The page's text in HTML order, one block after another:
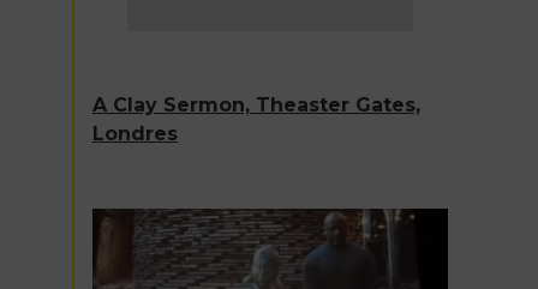
A Clay Sermon, Theaster Gates,
Londres